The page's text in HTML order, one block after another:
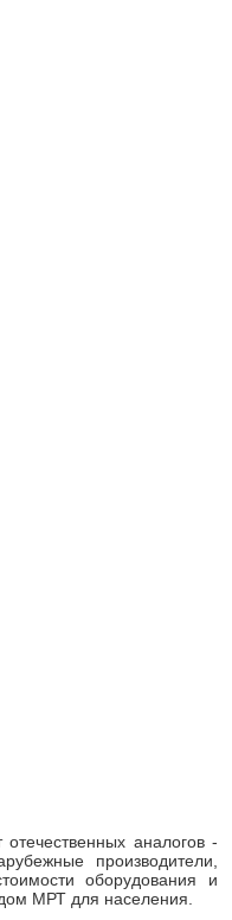
аналогов -
производители,
оборудования и
МРТ для населения.